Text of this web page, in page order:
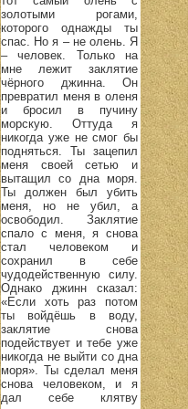
золотыми рогами,
которого однажды ты
спас. Но я – не олень. Я
– человек. Только на
мне лежит заклятие
чёрного джинна. Он
превратил меня в оленя
и бросил в пучину
морскую. Оттуда я
никогда уже не смог бы
подняться. Ты зацепил
меня своей сетью и
вытащил со дна моря.
Ты должен был убить
меня, но не убил, а
освободил. Заклятие
спало с меня, я снова
стал человеком и
сохранил в себе
чудодейственную силу.
Однако джинн сказал:
«Если хоть раз потом
ты войдёшь в воду,
заклятие снова
подействует и тебе уже
никогда не выйти со дна
моря». Ты сделал меня
снова человеком, и я
дал себе клятву